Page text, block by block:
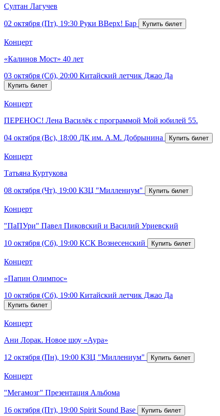
Султан Лагучев
02 октября (Пт), 19:30 Руки ВВерх! Бар
Концерт
«Калинов Мост» 40 лет
03 октября (Сб), 20:00 Китайский летчик Джао Да
Концерт
ПЕРЕНОС! Лена Василёк с программой Мой юбилей 55.
04 октября (Вс), 18:00 ДК им. А.М. Добрынина
Концерт
Татьяна Куртукова
08 октября (Чт), 19:00 КЗЦ "Миллениум"
Концерт
"ПаПУри" Павел Пиковский и Василий Уриевский
10 октября (Сб), 19:00 КСК Вознесенский
Концерт
«Папин Олимпос»
10 октября (Сб), 19:00 Китайский летчик Джао Да
Концерт
Ани Лорак. Новое шоу «Аура»
12 октября (Пн), 19:00 КЗЦ "Миллениум"
Концерт
"Мегамозг" Презентация Альбома
16 октября (Пт), 19:00 Spirit Sound Base